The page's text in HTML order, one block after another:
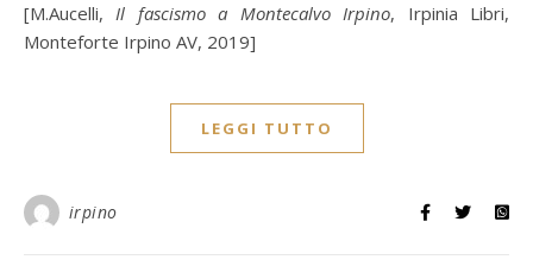
[M.Aucelli,Il fascismo a Montecalvo Irpino, Irpinia Libri,
Monteforte Irpino AV, 2019]
LEGGI TUTTO
irpino